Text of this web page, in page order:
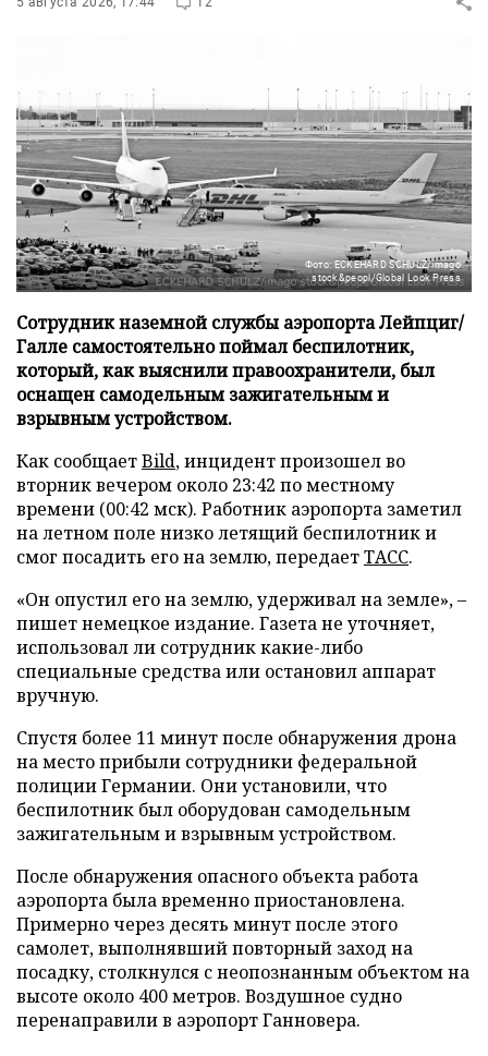
Фото: ECKEHARD SCHULZ/imago
stock&peopl/Global Look Press
Сотрудник наземной службы аэропорта Лейпциг/
Галле самостоятельно поймал беспилотник,
который, как выяснили правоохранители, был
оснащен самодельным зажигательным и
взрывным устройством.
Как сообщаетBild, инцидент произошел во
вторник вечером около 23:42 по местному
времени (00:42 мск). Работник аэропорта заметил
на летном поле низко летящий беспилотник и
смог посадить его на землю, передаетТАСС.
«Он опустил его на землю, удерживал на земле», –
пишет немецкое издание. Газета не уточняет,
использовал ли сотрудник какие-либо
специальные средства или остановил аппарат
вручную.
Спустя более 11 минут после обнаружения дрона
на место прибыли сотрудники федеральной
полиции Германии. Они установили, что
беспилотник был оборудован самодельным
зажигательным и взрывным устройством.
После обнаружения опасного объекта работа
аэропорта была временно приостановлена.
Примерно через десять минут после этого
самолет, выполнявший повторный заход на
посадку, столкнулся с неопознанным объектом на
высоте около 400 метров. Воздушное судно
перенаправили в аэропорт Ганновера.